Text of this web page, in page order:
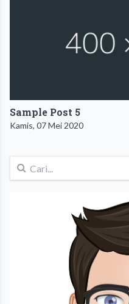
Sample Post 5
Kamis, 07 Mei 2020